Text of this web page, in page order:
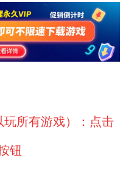
所有游戏）：点击
钮